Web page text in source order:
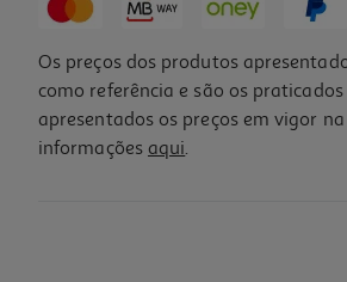
Os preços dos produtos
como referência e são os
apresentados os preços em vigor
informações aqui.